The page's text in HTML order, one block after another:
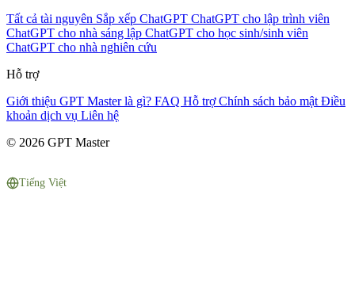
Tất cả tài nguyên Sắp xếp ChatGPT ChatGPT cho lập trình viên
ChatGPT cho nhà sáng lập ChatGPT cho học sinh/sinh viên
ChatGPT cho nhà nghiên cứu
Hỗ trợ
Giới thiệu GPT Master là gì? FAQ Hỗ trợChính sách bảo mật Điều
khoản dịch vụ Liên hệ
© 2026 GPT Master
Tiếng Việt